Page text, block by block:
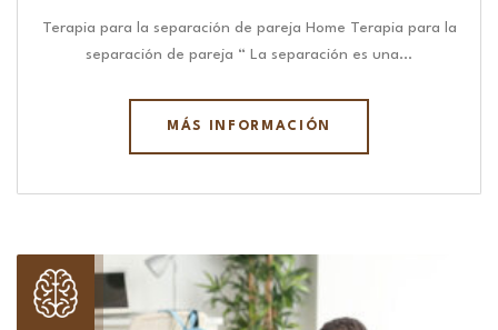
Terapia para la separación de pareja Home Terapia para la
separación de pareja “ La separación es una…
MÁS INFORMACIÓN